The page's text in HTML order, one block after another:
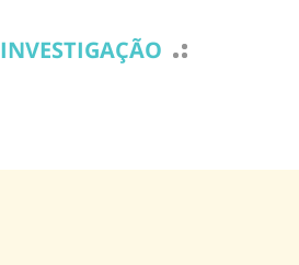
INVESTIGAÇÃO